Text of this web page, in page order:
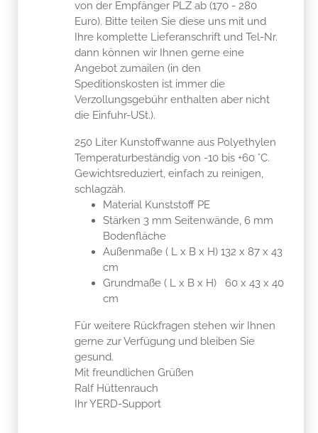
von der Empfänger PLZ ab (170 - 280
Euro). Bitte teilen Sie diese uns mit und
Ihre komplette Lieferanschrift und Tel-Nr.
dann können wir Ihnen gerne eine
Angebot zumailen (in den
Speditionskosten ist immer die
Verzollungsgebühr enthalten aber nicht
die Einfuhr-USt.).
250 Liter Kunstoffwanne aus Polyethylen
Temperaturbeständig von -10 bis +60 °C.
Gewichtsreduziert, einfach zu reinigen,
schlagzäh.
Material Kunststoff PE
Stärken 3 mm Seitenwände, 6 mm
Bodenfläche
Außenmaße ( L x B x H) 132 x 87 x 43
cm
Grundmaße ( L x B x H) 60 x 43 x 40
cm
Für weitere Rückfragen stehen wir Ihnen
gerne zur Verfügung und bleiben Sie
gesund.
Mit freundlichen Grüßen
Ralf Hüttenrauch
Ihr YERD-Support